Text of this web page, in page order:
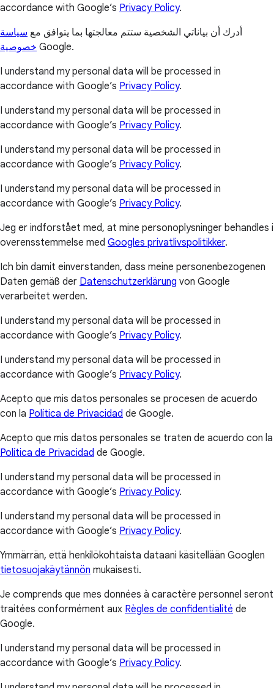
accordance with Google’s Privacy Policy.
أدرك أن بياناتي الشخصية ستتم معالجتها بما يتوافق مع سياسة
خصوصية Google.
I understand my personal data will be processed in
accordance with Google’s Privacy Policy.
I understand my personal data will be processed in
accordance with Google’s Privacy Policy.
I understand my personal data will be processed in
accordance with Google’s Privacy Policy.
I understand my personal data will be processed in
accordance with Google’s Privacy Policy.
Jeg er indforstået med, at mine personoplysninger behandles i
overensstemmelse med Googles privatlivspolitikker.
Ich bin damit einverstanden, dass meine personenbezogenen
Daten gemäß der Datenschutzerklärung von Google
verarbeitet werden.
I understand my personal data will be processed in
accordance with Google’s Privacy Policy.
I understand my personal data will be processed in
accordance with Google’s Privacy Policy.
Acepto que mis datos personales se procesen de acuerdo
con la Política de Privacidad de Google.
Acepto que mis datos personales se traten de acuerdo con la
Política de Privacidad de Google.
I understand my personal data will be processed in
accordance with Google’s Privacy Policy.
I understand my personal data will be processed in
accordance with Google’s Privacy Policy.
Ymmärrän, että henkilökohtaista dataani käsitellään Googlen
tietosuojakäytännön mukaisesti.
Je comprends que mes données à caractère personnel seront
traitées conformément aux Règles de confidentialité de
Google.
I understand my personal data will be processed in
accordance with Google’s Privacy Policy.